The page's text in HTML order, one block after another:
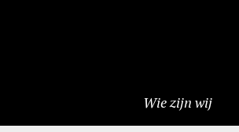
Wie zijn wij